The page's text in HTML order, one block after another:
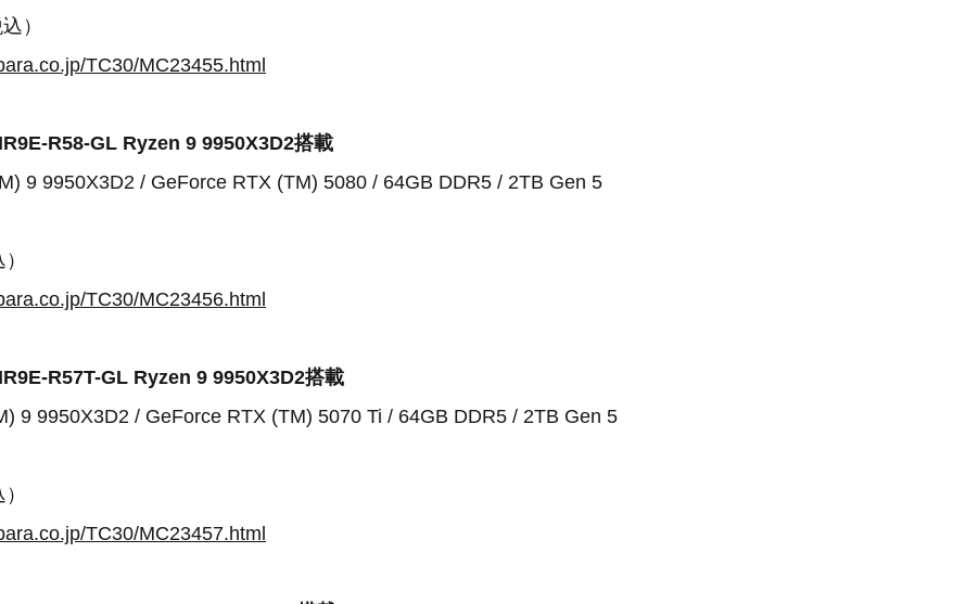
）
TC30/MC23455.html
R58-GL Ryzen 9 9950X3D2搭載
9 9950X3D2 / GeForce RTX (TM) 5080 / 64GB DDR5 / 2TB Gen 5
TC30/MC23456.html
R57T-GL Ryzen 9 9950X3D2搭載
9 9950X3D2 / GeForce RTX (TM) 5070 Ti / 64GB DDR5 / 2TB Gen 5
TC30/MC23457.html